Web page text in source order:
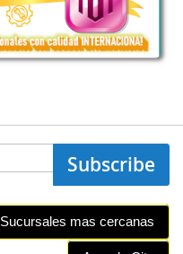
Subscribe
Sucursales mas cercanas